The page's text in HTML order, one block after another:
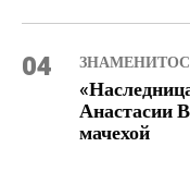
04
Анастасии
мачехой